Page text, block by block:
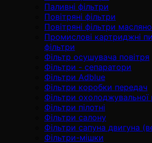
Паливні фільтри
Повітряні фільтри
Повітряні фільтри
Промислові картриджні
фільтри
Фільтр осушувача повітря
Фільтри - сепаратори
Фільтри Adblue
Фільтри коробки передач
Фільтри охолоджувальної
Фільтри пілотні
Фільтри салону
Фільтри сапуна двигуна
Фільтри-мішки